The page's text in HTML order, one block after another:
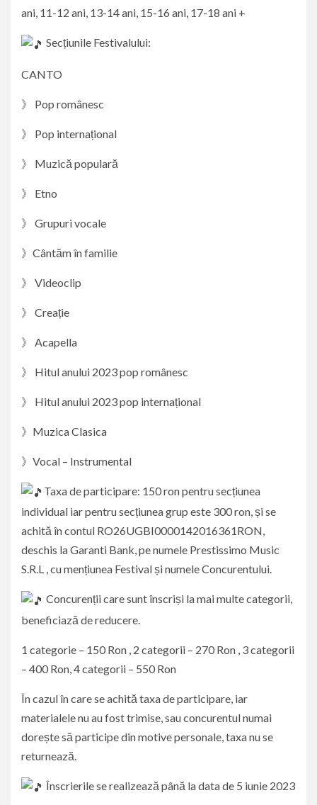
ani, 11-12 ani, 13-14 ani, 15-16 ani, 17-18 ani +
Secțiunile Festivalului:
CANTO
》 Pop românesc
》 Pop internațional
》 Muzică populară
》 Etno
》 Grupuri vocale
》Cântăm în familie
》 Videoclip
》 Creație
》 Acapella
》 Hitul anului 2023 pop românesc
》 Hitul anului 2023 pop internațional
》Muzica Clasica
》Vocal – Instrumental
Taxa de participare: 150 ron pentru secțiunea
individual iar pentru secțiunea grup este 300 ron, și se
achită în contul RO26UGBI0000142016361RON,
deschis la Garanti Bank, pe numele Prestissimo Music
S.R.L , cu mențiunea Festival și numele Concurentului.
Concurenții care sunt înscriși la mai multe categorii,
beneficiază de reducere.
1 categorie – 150 Ron , 2 categorii – 270 Ron , 3 categorii
– 400 Ron, 4 categorii – 550 Ron
În cazul în care se achită taxa de participare, iar
materialele nu au fost trimise, sau concurentul numai
dorește să participe din motive personale, taxa nu se
returnează.
Înscrierile se realizează până la data de 5 iunie 2023